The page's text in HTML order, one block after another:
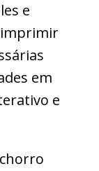
e
imprimir
em
e